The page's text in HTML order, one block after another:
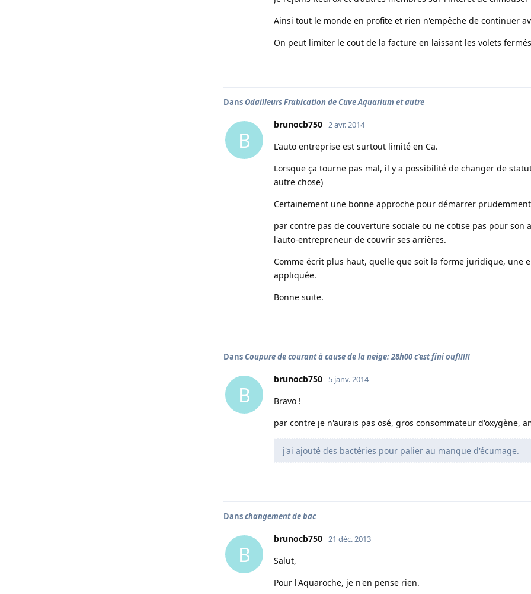
Ainsi tout le monde en profite et rien n'empêche de continuer
On peut limiter le cout de la facture en laissant les volets
DansOdailleurs Frabication de Cuve Aquarium et autre
B
brunocb750 2 avr. 2014
L'auto entreprise est surtout limité en Ca.
Lorsque ça tourne pas mal, il y a possibilité de changer de
autre chose)
Certainement une bonne approche pour démarrer
par contre pas de couverture sociale ou ne cotise pas pour son
l'auto-entrepreneur de couvrir ses arrières.
Comme écrit plus haut, quelle que soit la forme juridique, une
appliquée.
Bonne suite.
DansCoupure de courant à cause de la neige: 28h00 c'est fini ouf!!!!!
B
brunocb750 5 janv. 2014
Bravo !
par contre je n'aurais pas osé, gros consommateur d'oxygène,
j'ai ajouté des bactéries pour palier au manque d'écumage.
Danschangement de bac
B
brunocb750 21 déc. 2013
Salut,
Pour l'Aquaroche, je n'en pense rien.